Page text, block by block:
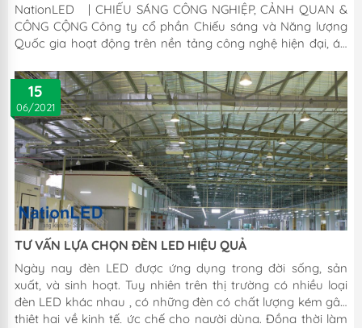
NationLED | CHIẾU SÁNG CÔNG NGHIỆP, CẢNH QUAN &
CÔNG CỘNG Công ty cổ phần Chiếu sáng và Năng lượng
Quốc gia hoạt động trên nền tảng công nghệ hiện đại, áp
động sản xuất, kinh doanh. Với đội ngũ nhân sự chuyên
nghiệp, các kỹ sư có trình độ, chuyên môn kỹ thuật cao,
đáp ứng các tiêu chuẩn khắt khe nhất trong ngành công
nghiệp chiếu sáng LED và tiết kiệm năng lượng. Với thương
hiệu NationLED, chuyên nhập khẩu, sản xuất, cung cấp
thiết bị chiếu sáng LED...
15
06/2021
TƯ VẤN LỰA CHỌN ĐÈN LED HIỆU QUẢ
Ngày nay đèn LED được ứng dụng trong đời sống, sản
xuất, và sinh hoạt. Tuy nhiên trên thị trường có nhiều loại
đèn LED khác nhau , có những đèn có chất lượng kém gây
thiệt hại về kinh tế, ức chế cho người dùng. Đồng thời làm